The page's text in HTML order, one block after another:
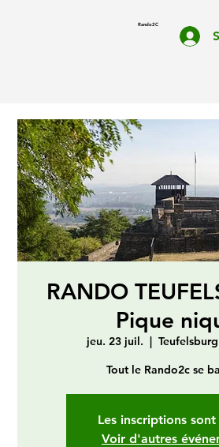
Rando2C
RANDO
Pique
jeu. 23 juil.
  |
Tout le Rando2c se
Les inscriptions sont
Voir d'autres